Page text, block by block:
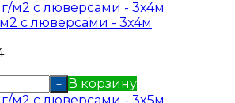
с люверсами - 3x4м
+ В корзину